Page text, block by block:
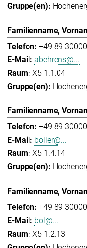
+49 89
abehrens@...
X5 1.1.04
+49 89
boller@...
X5 1.4.14
+49 89
bol@...
X5 1.2.13